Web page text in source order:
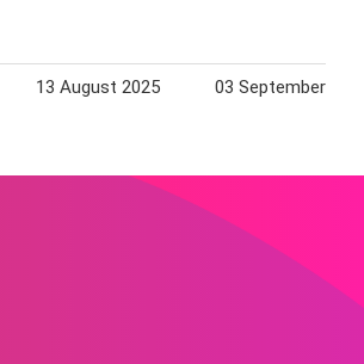
13 August 2025 03 September